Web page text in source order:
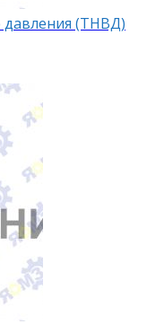
давления (ТНВД)